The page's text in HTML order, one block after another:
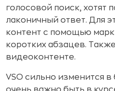
голосовой поиск, хотят
лаконичный ответ. Для
контент с помощью
коротких абзацев.
видеоконтенте.
VSO сильно изменится